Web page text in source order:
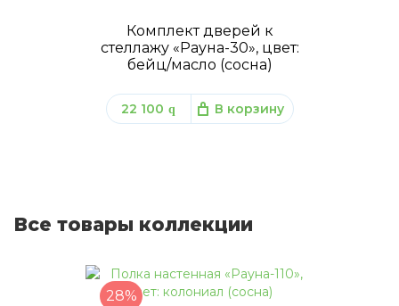
Комплект дверей к
стеллажу «Рауна-30», цвет:
бейц/масло (сосна)
22 100 q В корзину
Все товары коллекции
28%